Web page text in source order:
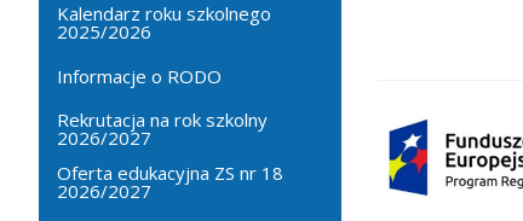
Kalendarz roku szkolnego
2025/2026
Informacje o RODO
Rekrutacja na rok szkolny
2026/2027
Oferta edukacyjna ZS nr 18
2026/2027